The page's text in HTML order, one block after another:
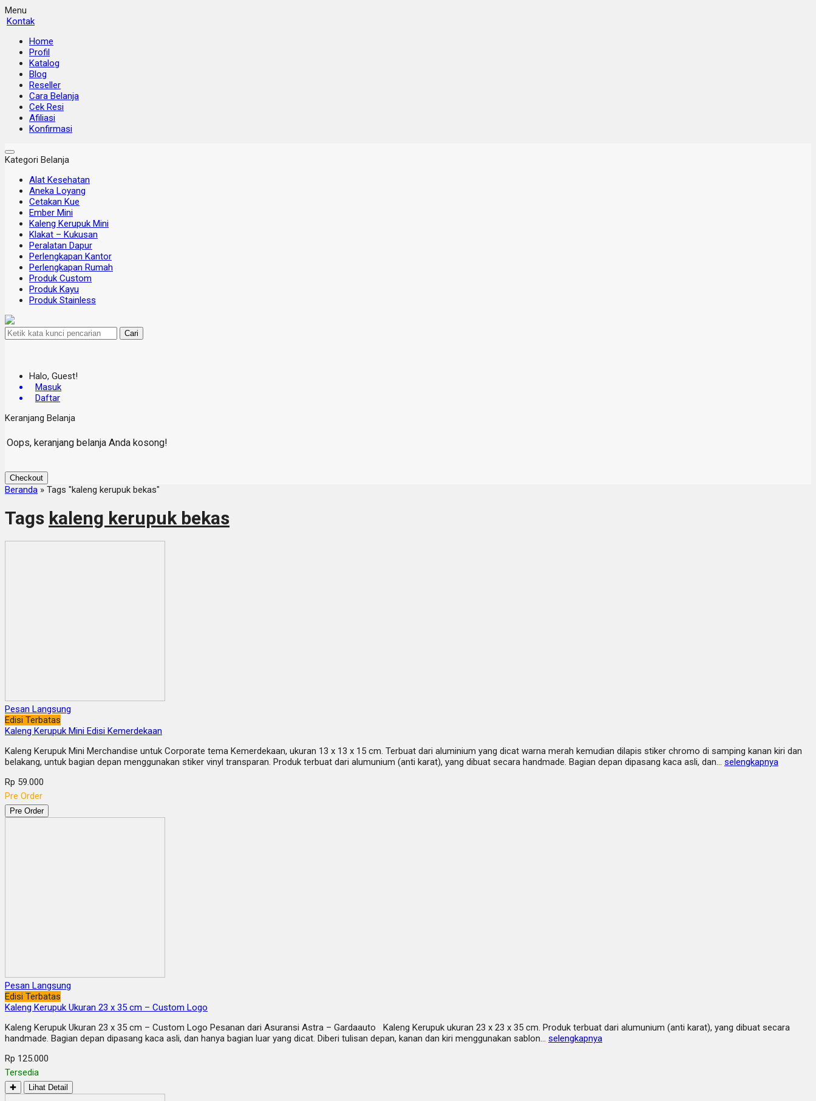
Menu
Kontak
Home
Profil
Katalog
Blog
Reseller
Cara Belanja
Cek Resi
Afiliasi
Konfirmasi
Kategori Belanja
Alat Kesehatan
Aneka Loyang
Cetakan Kue
Ember Mini
Kaleng Kerupuk Mini
Klakat – Kukusan
Peralatan Dapur
Perlengkapan Kantor
Perlengkapan Rumah
Produk Custom
Produk Kayu
Produk Stainless
Cari
Halo, Guest!
Masuk
Daftar
Keranjang Belanja
Oops, keranjang belanja Anda kosong!
Checkout
Beranda » Tags "kaleng kerupuk bekas"
Tags kaleng kerupuk bekas
Pesan Langsung
Edisi Terbatas
Kaleng Kerupuk Mini Edisi Kemerdekaan
Kaleng Kerupuk Mini Merchandise untuk Corporate tema Kemerdekaan, ukuran 13 x 13 x 15 cm. Terbuat dari aluminium yang dicat warna merah kemudian dilapis stiker chromo di samping kanan kiri dan
belakang, untuk bagian depan menggunakan stiker vinyl transparan. Produk terbuat dari alumunium (anti karat), yang dibuat secara handmade. Bagian depan dipasang kaca asli, dan… selengkapnya
Rp 59.000
Pre Order
Pre Order
Pesan Langsung
Edisi Terbatas
Kaleng Kerupuk Ukuran 23 x 35 cm – Custom Logo
Kaleng Kerupuk Ukuran 23 x 35 cm – Custom Logo Pesanan dari Asuransi Astra – Gardaauto Kaleng Kerupuk ukuran 23 x 23 x 35 cm. Produk terbuat dari alumunium (anti karat), yang dibuat secara
handmade. Bagian depan dipasang kaca asli, dan hanya bagian luar yang dicat. Diberi tulisan depan, kanan dan kiri menggunakan sablon… selengkapnya
Rp 125.000
Tersedia
✚ Lihat Detail